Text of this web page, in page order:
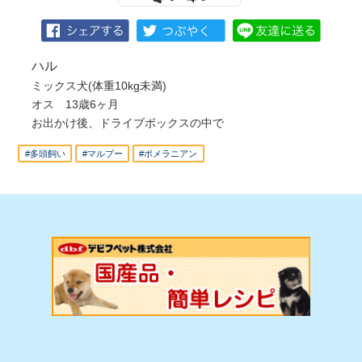
ハル
ミックス犬(体重10kg未満)
オス 13歳6ヶ月
お出かけ後、ドライブボックスの中で
#多頭飼い #マルプー #ポメラニアン